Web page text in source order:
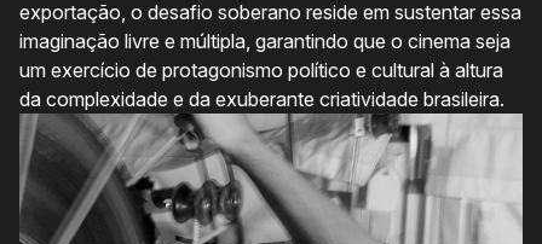
exportação, o desafio soberano reside em sustentar essa
imaginação livre e múltipla, garantindo que o cinema seja
um exercício de protagonismo político e cultural à altura
da complexidade e da exuberante criatividade brasileira.